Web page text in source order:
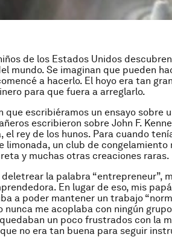
de los Estados Unidos
mundo. Se imaginan que pueden
a hacerlo. El hoyo era tan
para que fuera a arreglarlo.
que escribiéramos un ensayo sobre
escribieron sobre John F.
el rey de los hunos. Para cuando
limonada, un club de congelamiento
y muchas otras creaciones raras.
la palabra “entrepreneur”,
En lugar de eso, mis
a poder mantener un trabajo
nunca me acoplaba con ningún
un poco frustrados con la
no era tan buena para seguir